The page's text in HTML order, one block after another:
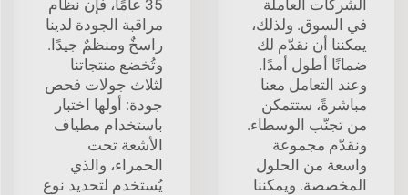
الشركات العاملة
في السوق. ولذلك،
يمكننا أن نقدّم لك
ضمانًا أطول أمدًا.
وعند التعامل معنا
مباشرةً، ستتمكن
من تجنّب الوسطاء.
ونقدّم مجموعة
واسعة من الحلول
المخصصة. ويمكننا
35 عامًا، فإن نظام
مراقبة الجودة لدينا
راسخٌ ومنظمٌ جيدًا.
وتُخضع منتجاتنا
لثلاث جولات فحص
جودة: أولها اختبار
باستخدام مطياف
الأشعة تحت
الحمراء، والذي
يُستخدم لتحديد نوع